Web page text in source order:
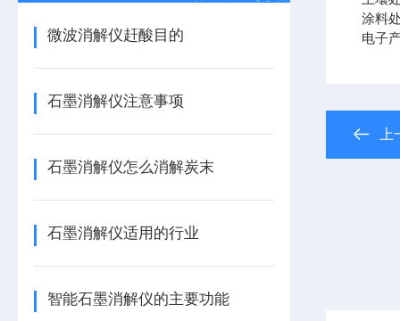
微波消解仪赶酸目的
石墨消解仪注意事项
石墨消解仪怎么消解炭末
石墨消解仪适用的行业
智能石墨消解仪的主要功能
涂料
电子